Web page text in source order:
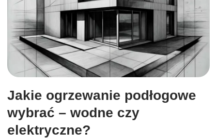
Jakie ogrzewanie podłogowe
wybrać – wodne czy
elektryczne?